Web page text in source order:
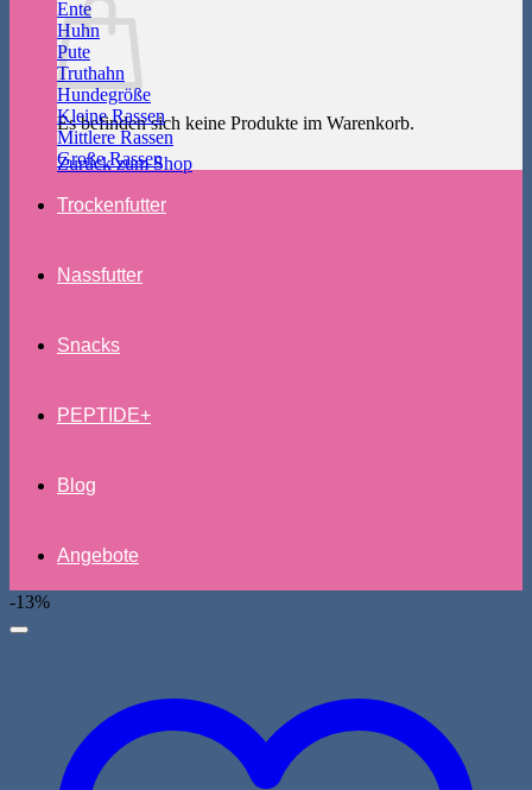
Es befinden sich keine Produkte im Warenkorb.
Zurück zum Shop
Ente
Huhn
Pute
Truthahn
Hundegröße
Kleine Rassen
Mittlere Rassen
Große Rassen
Trockenfutter
Nassfutter
Snacks
PEPTIDE+
Blog
Angebote
-13%